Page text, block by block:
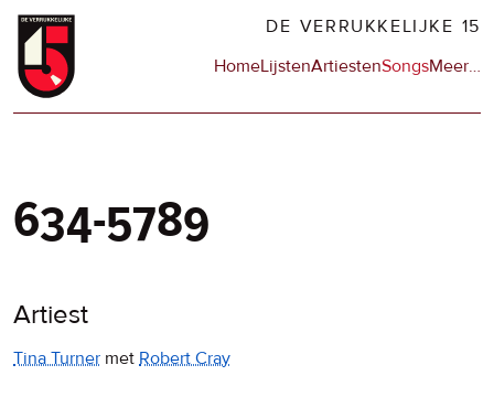
Overslaan
naar
DE VERRUKKELIJKE 15
Hoofdnavigatie
HomeLijstenArtiestenSongsMeerop
…
634-5789
Artiest
Tina Turner met Robert Cray